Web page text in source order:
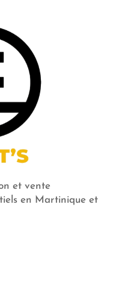
et vente
en Martinique et